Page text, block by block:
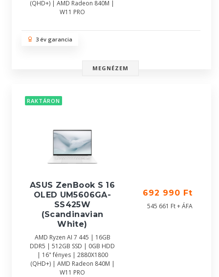
(QHD+) | AMD Radeon 840M |
W11 PRO
3 év garancia
MEGNÉZEM
RAKTÁRON
ASUS ZenBook S 16
OLED UM5606GA-
SS425W
(Scandinavian
White)
AMD Ryzen AI 7 445 | 16GB
DDR5 | 512GB SSD | 0GB HDD
| 16" fényes | 2880X1800
(QHD+) | AMD Radeon 840M |
W11 PRO
692 990 Ft
545 661 Ft + ÁFA